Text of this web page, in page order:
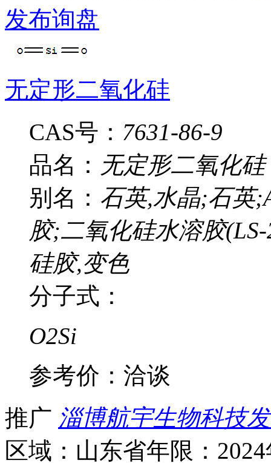
发布询盘
无定形二氧化硅
CAS号： 7631-86-9
品名： 无定形二氧化硅
别名： 石英,水晶;石英
胶;二氧化硅水溶胶
硅胶,变色
分子式：
O2Si
参考价： 洽谈
推广 淄博航宇生物科技
区域：山东省年限：